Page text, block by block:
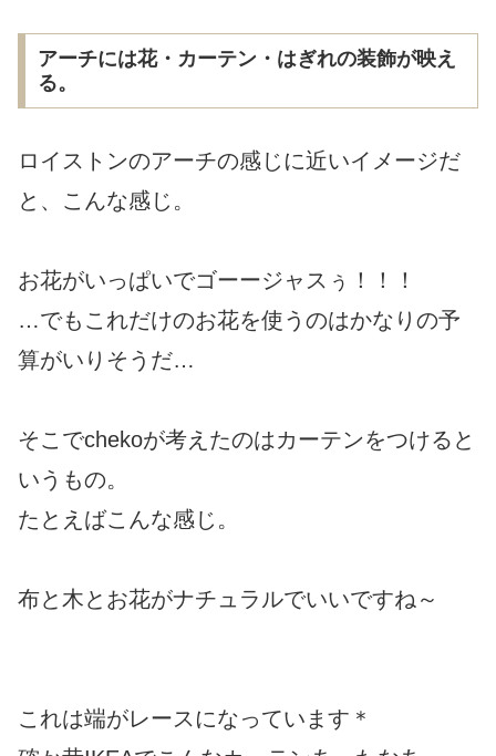
アーチには花・カーテン・はぎれの装飾が映え
る。
ロイストンのアーチの感じに近いイメージだ
と、こんな感じ。
お花がいっぱいでゴーージャスぅ！！！
…でもこれだけのお花を使うのはかなりの予
算がいりそうだ…
そこでchekoが考えたのはカーテンをつけると
いうもの。
たとえばこんな感じ。
布と木とお花がナチュラルでいいですね～
これは端がレースになっています＊